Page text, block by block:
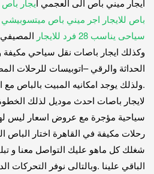
ايجار ميني باص الى العجمي ايجار
باص للايجار اجر ميني باص
سياحى يناسب 28 فرد للايجار
وكذلك ايجار باصات نقل سياحي
الحداثة والرقي –اتوبيسات للرحلات
.ولذلك يوجد امكانيه المبيت بالباص مع
لايجار باصات احدث موديل لذلك
سياحية مؤجرة مع عروض اسعار ليس
رحلات مكيفة في القاهرة اختار
شغلك كل ماهو عليك التواصل معنا و
الباقي علينا .وبالتالى نوفر التحركات